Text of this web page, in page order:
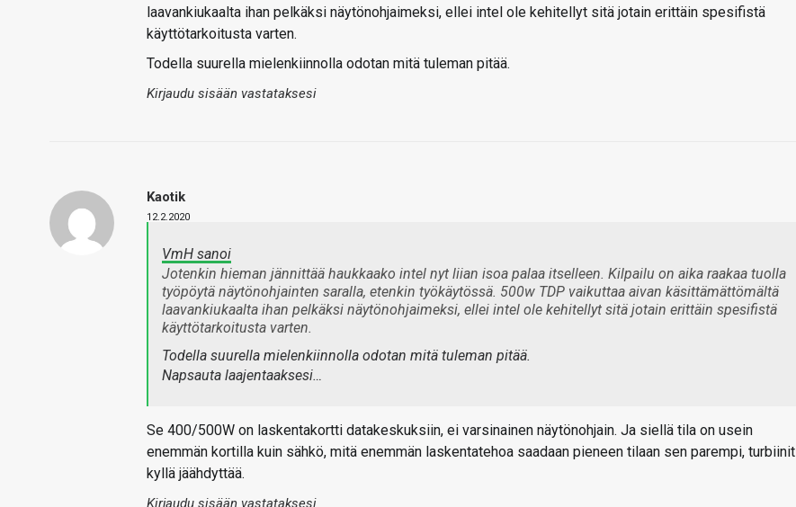
laavankiukaalta ihan pelkäksi näytönohjaimeksi, ellei intel ole kehitellyt sitä jotain erittäin spesifistä
käyttötarkoitusta varten.
Todella suurella mielenkiinnolla odotan mitä tuleman pitää.
Kirjaudu sisään vastataksesi
Kaotik
12.2.2020
VmH sanoi
Jotenkin hieman jännittää haukkaako intel nyt liian isoa palaa itselleen. Kilpailu on aika raakaa tuolla
työpöytä näytönohjainten saralla, etenkin työkäytössä. 500w TDP vaikuttaa aivan käsittämättömältä
laavankiukaalta ihan pelkäksi näytönohjaimeksi, ellei intel ole kehitellyt sitä jotain erittäin spesifistä
käyttötarkoitusta varten.
Todella suurella mielenkiinnolla odotan mitä tuleman pitää.
Napsauta laajentaaksesi…
Se 400/500W on laskentakortti datakeskuksiin, ei varsinainen näytönohjain. Ja siellä tila on usein
enemmän kortilla kuin sähkö, mitä enemmän laskentatehoa saadaan pieneen tilaan sen parempi, turbiinit
kyllä jäähdyttää.
Kirjaudu sisään vastataksesi